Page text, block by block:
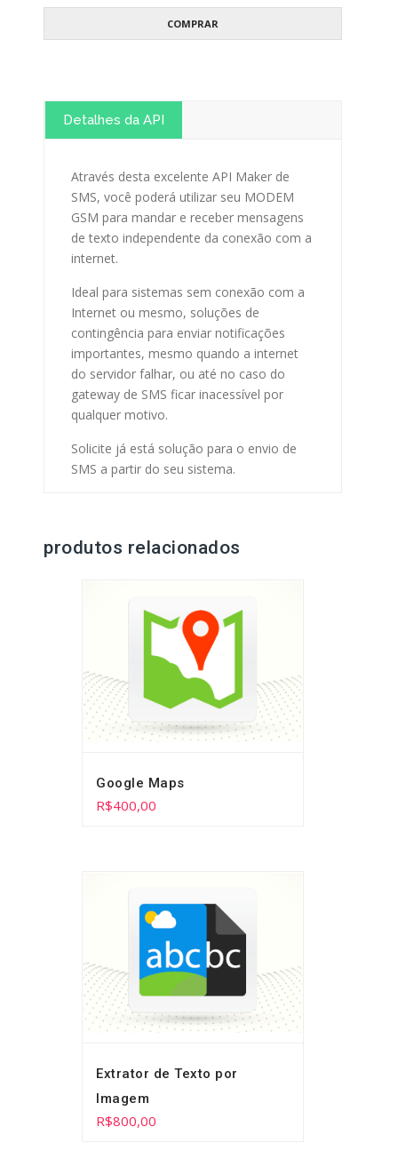
COMPRAR
Detalhes da API
Através desta excelente API Maker de
SMS, você poderá utilizar seu MODEM
GSM para mandar e receber mensagens
de texto independente da conexão com a
internet.
Ideal para sistemas sem conexão com a
Internet ou mesmo, soluções de
contingência para enviar notificações
importantes, mesmo quando a internet
do servidor falhar, ou até no caso do
gateway de SMS ficar inacessível por
qualquer motivo.
Solicite já está solução para o envio de
SMS a partir do seu sistema.
produtos relacionados
Google Maps
R$400,00
Extrator de Texto por
Imagem
R$800,00